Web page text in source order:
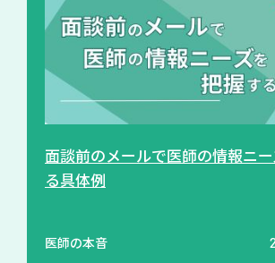
面談前のメールで医師の情報ニ
る具体例
医師の本音